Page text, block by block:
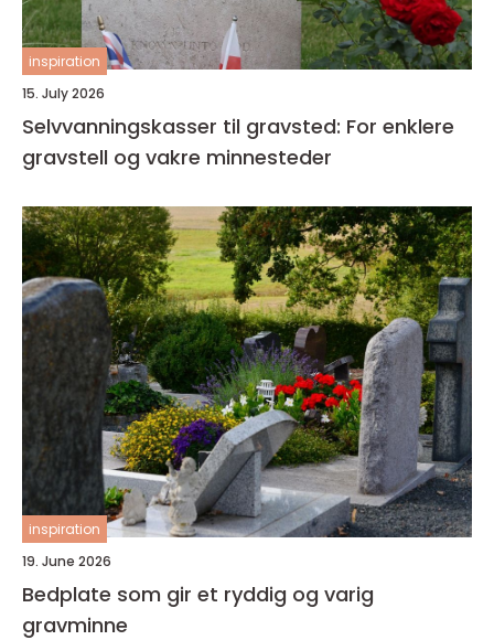
inspiration
15. July 2026
Selvvanningskasser til gravsted: For enklere
gravstell og vakre minnesteder
inspiration
19. June 2026
Bedplate som gir et ryddig og varig
gravminne